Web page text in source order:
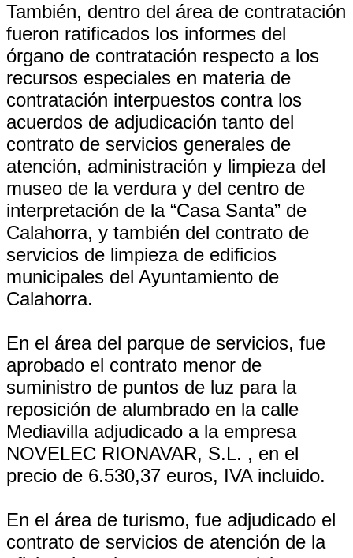
También, dentro del área de contratación
fueron ratificados los informes del
órgano de contratación respecto a los
recursos especiales en materia de
contratación interpuestos contra los
acuerdos de adjudicación tanto del
contrato de servicios generales de
atención, administración y limpieza del
museo de la verdura y del centro de
interpretación de la “Casa Santa” de
Calahorra, y también del contrato de
servicios de limpieza de edificios
municipales del Ayuntamiento de
Calahorra.
En el área del parque de servicios, fue
aprobado el contrato menor de
suministro de puntos de luz para la
reposición de alumbrado en la calle
Mediavilla adjudicado a la empresa
NOVELEC RIONAVAR, S.L. , en el
precio de 6.530,37 euros, IVA incluido.
En el área de turismo, fue adjudicado el
contrato de servicios de atención de la